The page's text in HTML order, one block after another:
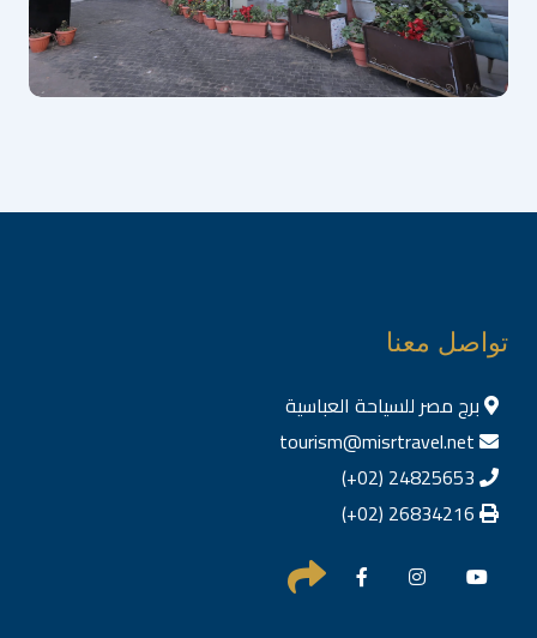
تواصل معنا
برج مصر للسياحة العباسية